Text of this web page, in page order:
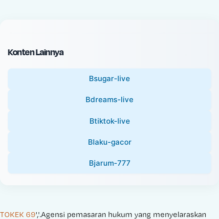
c
e
Konten Lainnya
Bsugar-live
Bdreams-live
Btiktok-live
Blaku-gacor
Bjarum-777
TOKEK 69','.Agensi pemasaran hukum yang menyelaraskan